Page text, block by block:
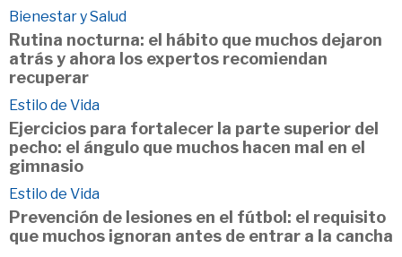
Bienestar y Salud
Rutina nocturna: el hábito que muchos dejaron
atrás y ahora los expertos recomiendan
recuperar
Estilo de Vida
Ejercicios para fortalecer la parte superior del
pecho: el ángulo que muchos hacen mal en el
gimnasio
Estilo de Vida
Prevención de lesiones en el fútbol: el requisito
que muchos ignoran antes de entrar a la cancha